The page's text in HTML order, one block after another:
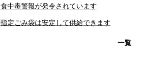
食中毒警報が発令されています
指定ごみ袋は安定して供給できます
一覧